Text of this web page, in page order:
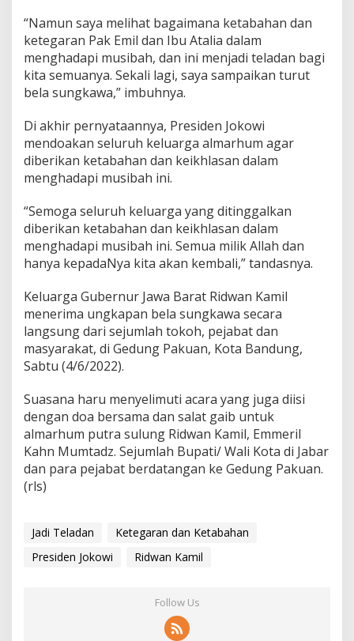
“Namun saya melihat bagaimana ketabahan dan
ketegaran Pak Emil dan Ibu Atalia dalam
menghadapi musibah, dan ini menjadi teladan bagi
kita semuanya. Sekali lagi, saya sampaikan turut
bela sungkawa,” imbuhnya.
Di akhir pernyataannya, Presiden Jokowi
mendoakan seluruh keluarga almarhum agar
diberikan ketabahan dan keikhlasan dalam
menghadapi musibah ini.
“Semoga seluruh keluarga yang ditinggalkan
diberikan ketabahan dan keikhlasan dalam
menghadapi musibah ini. Semua milik Allah dan
hanya kepadaNya kita akan kembali,” tandasnya.
Keluarga Gubernur Jawa Barat Ridwan Kamil
menerima ungkapan bela sungkawa secara
langsung dari sejumlah tokoh, pejabat dan
masyarakat, di Gedung Pakuan, Kota Bandung,
Sabtu (4/6/2022).
Suasana haru menyelimuti acara yang juga diisi
dengan doa bersama dan salat gaib untuk
almarhum putra sulung Ridwan Kamil, Emmeril
Kahn Mumtadz. Sejumlah Bupati/ Wali Kota di Jabar
dan para pejabat berdatangan ke Gedung Pakuan.
(rls)
Jadi Teladan
Ketegaran dan Ketabahan
Presiden Jokowi
Ridwan Kamil
Follow Us